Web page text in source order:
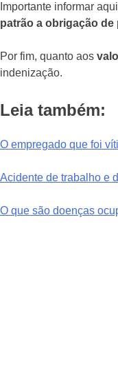
Importante informar
patrão a obrigação
Por fim, quanto aos
indenização.
Leia também:
O empregado que foi
Acidente de trabalho e
O que são doenças